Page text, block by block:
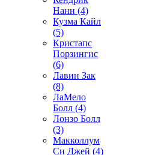
Нанн (4)
Кузма Кайл
(5)
Кристапс
Порзингис
(6)
Лавин Зак
(8)
ЛаМело
Болл (4)
Лонзо Болл
(3)
Макколлум
Си Джей (4)